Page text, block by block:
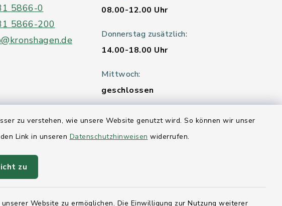
zu verstehen, wie unsere Website genutzt wird. So können wir unser
Link in unseren Datenschutzhinweisen widerrufen.
zu
Website zu ermöglichen. Die Einwilligung zur Nutzung weiterer
5866-0
5866-200
08.00-12.00 Uhr
Donnerstag zusätzlich:
14.00-18.00 Uhr
Mittwoch:
geschlossen
115
Schleswig-
Eckernförde